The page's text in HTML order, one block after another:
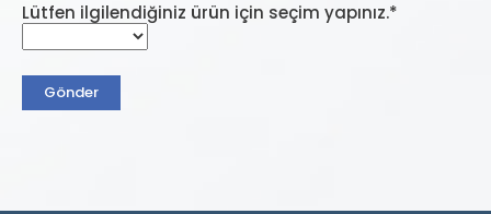
Lütfen ilgilendiğiniz ürün için seçim yapınız.*